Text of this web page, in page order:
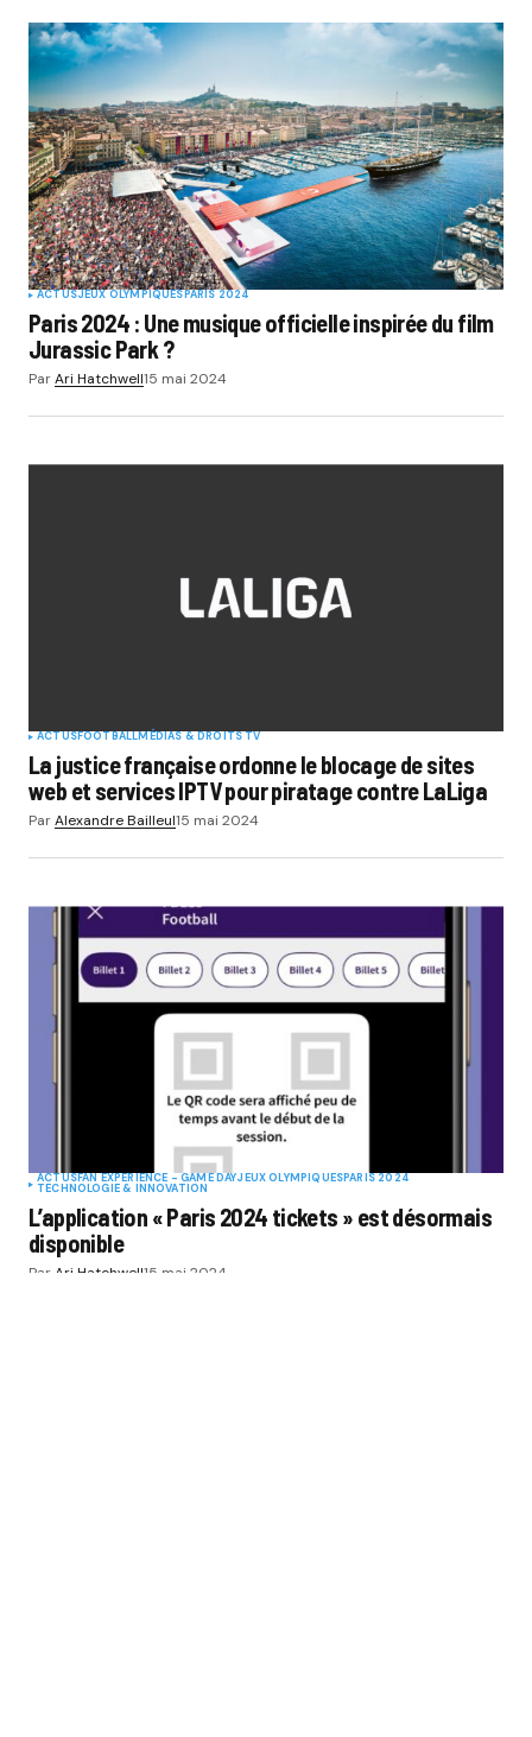
ACTUSJEUX OLYMPIQUESPARIS 2024
Paris 2024 : Une musique officielle inspirée du film
Jurassic Park ?
ParAri Hatchwell15 mai 2024
ACTUSFOOTBALLMÉDIAS & DROITS TV
La justice française ordonne le blocage de sites
web et services IPTV pour piratage contre LaLiga
ParAlexandre Bailleul15 mai 2024
ACTUSFAN EXPERIENCE - GAME DAYJEUX OLYMPIQUESPARIS 2024
TECHNOLOGIE & INNOVATION
L’application « Paris 2024 tickets » est désormais
disponible
Par Ari Hatchwell15 mai 2024